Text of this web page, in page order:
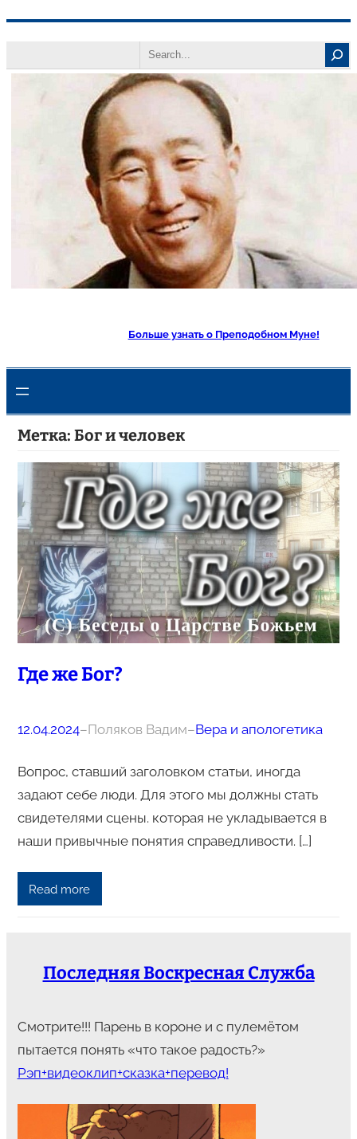
содержимому
Search
Больше узнать о Преподобном Муне!
Метка: Бог и человек
Где же Бог?
12.04.2024–Поляков Вадим–Вера и апологетика
Вопрос, ставший заголовком статьи, иногда
задают себе люди. Для этого мы должны стать
свидетелями сцены. которая не укладывается в
наши привычные понятия справедливости. […]
Read more
Последняя Воскресная Служба
Смотрите!!! Парень в короне и с пулемётом
пытается понять «что такое радость?»
Рэп+видеоклип+сказка+перевод!